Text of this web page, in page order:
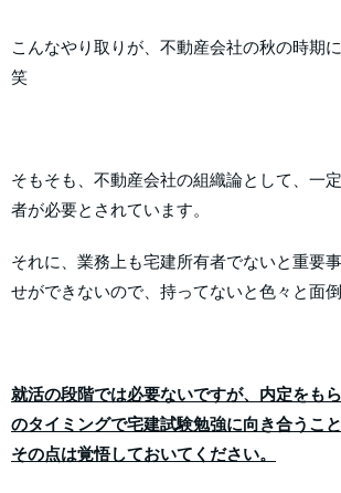
こんなやり取りが、不動産会社の秋の時期
笑
そもそも、不動産会社の組織論として、一
者が必要とされています。
それに、業務上も宅建所有者でないと重要
せができないので、持ってないと色々と面倒
就活の段階では必要ないですが、内定をも
のタイミングで宅建試験勉強に向き合うこ
その点は覚悟しておいてください。